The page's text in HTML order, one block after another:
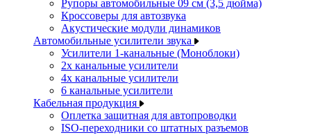
Рупоры автомобильные 09 см (3,5 дюйма)
Кроссоверы для автозвука
Акустические модули динамиков
Автомобильные усилители звука
Усилители 1-канальные (Моноблоки)
2х канальные усилители
4х канальные усилители
6 канальные усилители
Кабельная продукция
Оплетка защитная для автопроводки
ISO-переходники со штатных разъемов